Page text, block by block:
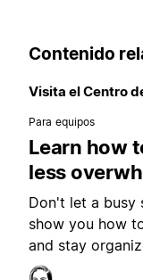
Contenido
Visita el Centro
Para equipos
Learn how
less
Don't let a busy
show you how
and stay